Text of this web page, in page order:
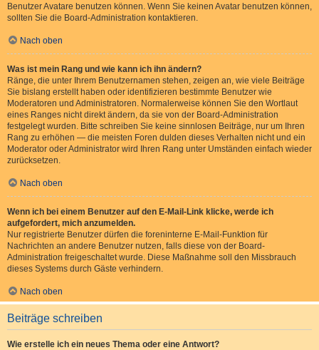
Benutzer Avatare benutzen können. Wenn Sie keinen Avatar benutzen können,
sollten Sie die Board-Administration kontaktieren.
Nach oben
Was ist mein Rang und wie kann ich ihn ändern?
Ränge, die unter Ihrem Benutzernamen stehen, zeigen an, wie viele Beiträge
Sie bislang erstellt haben oder identifizieren bestimmte Benutzer wie
Moderatoren und Administratoren. Normalerweise können Sie den Wortlaut
eines Ranges nicht direkt ändern, da sie von der Board-Administration
festgelegt wurden. Bitte schreiben Sie keine sinnlosen Beiträge, nur um Ihren
Rang zu erhöhen — die meisten Foren dulden dieses Verhalten nicht und ein
Moderator oder Administrator wird Ihren Rang unter Umständen einfach wieder
zurücksetzen.
Nach oben
Wenn ich bei einem Benutzer auf den E-Mail-Link klicke, werde ich
aufgefordert, mich anzumelden.
Nur registrierte Benutzer dürfen die foreninterne E-Mail-Funktion für
Nachrichten an andere Benutzer nutzen, falls diese von der Board-
Administration freigeschaltet wurde. Diese Maßnahme soll den Missbrauch
dieses Systems durch Gäste verhindern.
Nach oben
Beiträge schreiben
Wie erstelle ich ein neues Thema oder eine Antwort?